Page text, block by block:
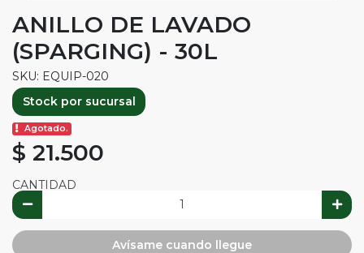
ANILLO DE LAVADO
(SPARGING) - 30L
SKU: EQUIP-020
Stock por sucursal
Agotado.
$ 21.500
CANTIDAD
Avísame cuando llegue